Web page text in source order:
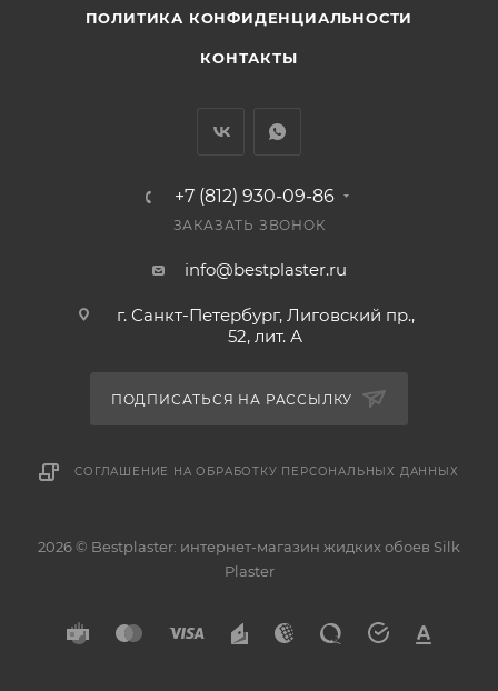
ПОЛИТИКА КОНФИДЕНЦИАЛЬНОСТИ
КОНТАКТЫ
+7 (812) 930-09-86
ЗАКАЗАТЬ ЗВОНОК
info@bestplaster.ru
г. Санкт-Петербург, Лиговский пр.,
52, лит. А
ПОДПИСАТЬСЯ НА РАССЫЛКУ
СОГЛАШЕНИЕ НА ОБРАБОТКУ ПЕРСОНАЛЬНЫХ ДАННЫХ
2026 © Bestplaster: интернет-магазин жидких обоев Silk
Plaster